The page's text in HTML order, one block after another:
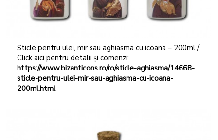
Sticle pentru ulei, mir sau aghiasma cu icoana – 200ml /
Click aici pentru detalii și comenzi:
https://www.bizanticons.ro/ro/sticle-aghiasma/14668-
sticle-pentru-ulei-mir-sau-aghiasma-cu-icoana-
200ml.html